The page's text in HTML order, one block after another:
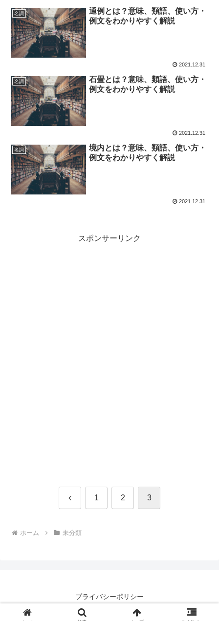
名詞
通例とは？意味、類語、使い方・
例文をわかりやすく解説
2021.12.31
名詞
石畳とは？意味、類語、使い方・
例文をわかりやすく解説
2021.12.31
名詞
境内とは？意味、類語、使い方・
例文をわかりやすく解説
2021.12.31
スポンサーリンク
前 1 2 3
ホーム 未分類
プライバシーポリシー
© 2021 意味大辞典.